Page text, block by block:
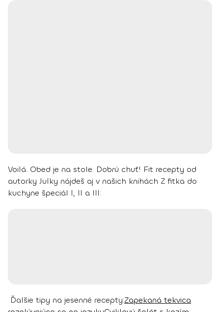
Voilá. Obed je na stole. Dobrú chuť! Fit recepty od
autorky Julky nájdeš aj v našich knihách Z fitka do
kuchyne špeciál I, II a III:
Ďalšie tipy na jesenné recepty:Zapekaná tekvica